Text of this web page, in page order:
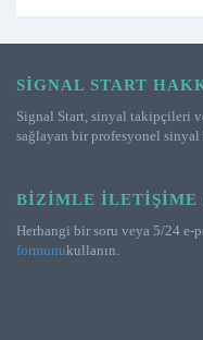
SIGNAL START
Signal Start, sinyal takipçileri
sağlayan bir profesyonel
BIZIMLE İLETIŞIME
Herhangi bir soru veya 5/24 e-
formunukullanın.